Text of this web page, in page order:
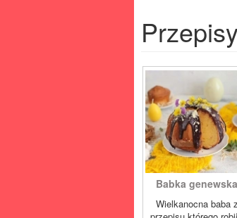
Babka genewska
Wielkanocna baba z